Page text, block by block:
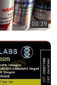
00:39